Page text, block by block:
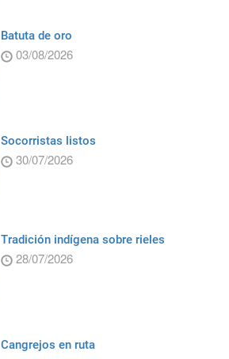
Batuta de oro
03/08/2026
Socorristas listos
30/07/2026
Tradición indígena sobre rieles
28/07/2026
Cangrejos en ruta